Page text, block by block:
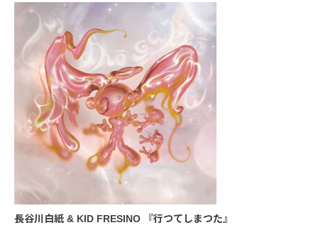
長谷川白紙 & KID FRESINO 『行つてしまつた』